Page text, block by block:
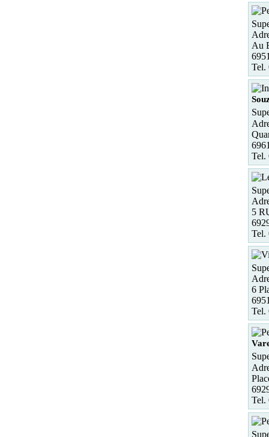
Au
Tel.
Tel.
5
Tel.
6
Tel.
Tel.